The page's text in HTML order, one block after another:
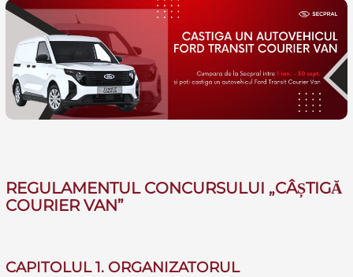
REGULAMENTUL CONCURSULUI „CÂȘTIGĂ
COURIER VAN”
CAPITOLUL 1. ORGANIZATORUL